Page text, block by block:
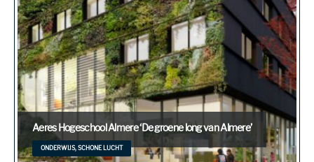
Aeres Hogeschool Almere ‘De groene long van Almere’
ONDERWIJS, SCHONE LUCHT